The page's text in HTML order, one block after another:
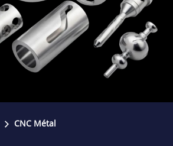
CNC Métal